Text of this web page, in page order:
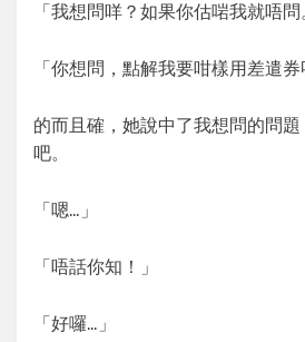
「我想問咩？如果你估啱我就唔問
「你想問，點解我要咁樣用差遣券
的而且確，她說中了我想問的問
吧。
「嗯…」
「唔話你知！」
「好囉…」